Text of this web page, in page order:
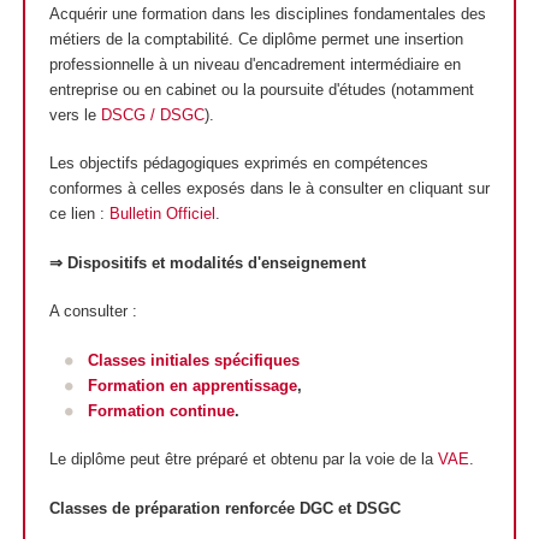
Acquérir une formation dans les disciplines fondamentales des
métiers de la comptabilité. Ce diplôme permet une insertion
professionnelle à un niveau d'encadrement intermédiaire en
entreprise ou en cabinet ou la poursuite d'études (notamment
vers le DSCG / DSGC).
Les objectifs pédagogiques exprimés en compétences
conformes à celles exposés dans le à consulter en cliquant sur
ce lien : Bulletin Officiel .
⇒ Dispositifs et modalités d'enseignement
A consulter :
Classes initiales spécifiques
Formation en apprentissage,
Formation continue.
Le diplôme peut être préparé et obtenu par la voie de la VAE.
Classes de préparation renforcée DGC et DSGC